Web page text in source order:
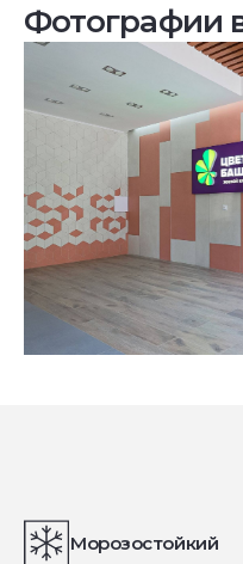
Фотографии
Посмотреть все
Морозостойкий